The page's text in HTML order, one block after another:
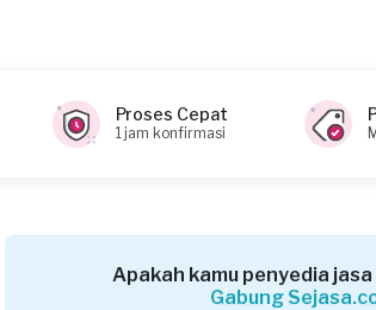
Proses Cepat
1 jam konfirmasi
Apakah kamu penyedia jasa
Gabung